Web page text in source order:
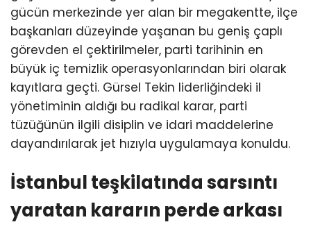
gücün merkezinde yer alan bir megakentte, ilçe
başkanları düzeyinde yaşanan bu geniş çaplı
görevden el çektirilmeler, parti tarihinin en
büyük iç temizlik operasyonlarından biri olarak
kayıtlara geçti. Gürsel Tekin liderliğindeki il
yönetiminin aldığı bu radikal karar, parti
tüzüğünün ilgili disiplin ve idari maddelerine
dayandırılarak jet hızıyla uygulamaya konuldu.
İstanbul teşkilatında sarsıntı
yaratan kararın perde arkası